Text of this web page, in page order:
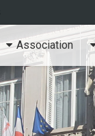
Association